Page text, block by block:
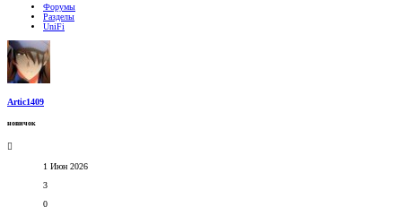
Форумы
Разделы
UniFi
Artic1409
новичок
1 Июн 2026
3
0